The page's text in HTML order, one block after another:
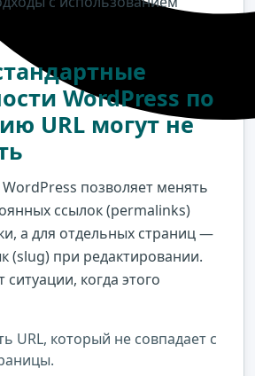
WordPress по
URL могут не
позволяет менять
ссылок (permalinks)
а для отдельных страниц —
(slug) при редактировании.
когда этого
URL, который не совпадает с